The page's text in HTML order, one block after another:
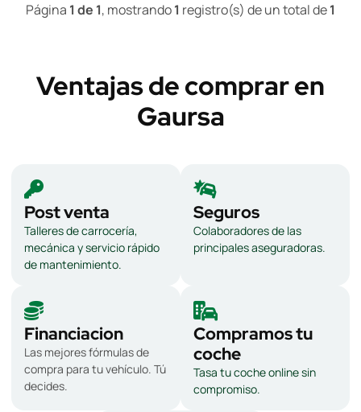
Página 1 de 1, mostrando1 registro(s) de un total de1
Ventajas de comprar en
Gaursa
Post venta
Talleres de carrocería,
mecánica y servicio rápido
de mantenimiento.
Seguros
Colaboradores de las
principales aseguradoras.
Financiacion
Las mejores fórmulas de
compra para tu vehículo. Tú
decides.
Compramos tu
coche
Tasa tu coche online sin
compromiso.